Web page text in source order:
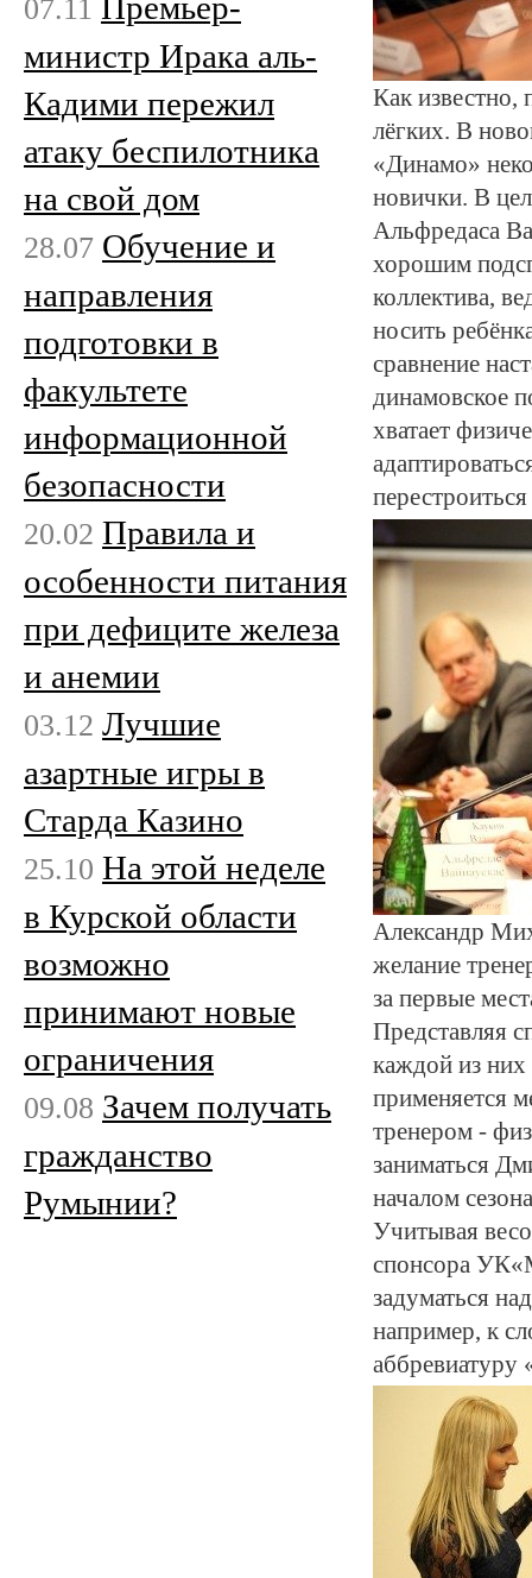
Как известно,
лёгких. В
«Динамо»
новички. В
Альфредаса
хорошим
коллектива,
носить
сравнение
динамовское
хватает
Александр
желание
за первые
Представляя
каждой из них
применяется
тренером -
заниматься
началом
Учитывая
спонсора
задуматься
например, к
07.11
министр Ирака аль-
Кадими пережил
атаку беспилотника
на свой дом
28.07 Обучение и
направления
подготовки в
факультете
информационной
безопасности
20.02 Правила и
особенности питания
при дефиците железа
и анемии
03.12 Лучшие
азартные игры в
Старда Казино
25.10 На этой неделе
в Курской области
возможно
принимают новые
ограничения
09.08 Зачем получать
гражданство
Румынии?